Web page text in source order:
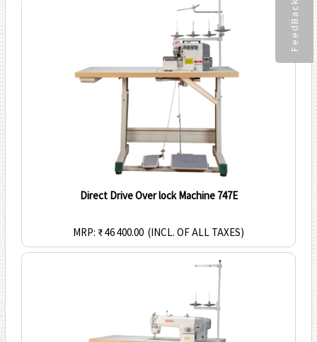
FeedBack
Direct Drive Over lock Machine 747E
MRP: ₹ 46 400.00 (INCL. OF ALL TAXES)